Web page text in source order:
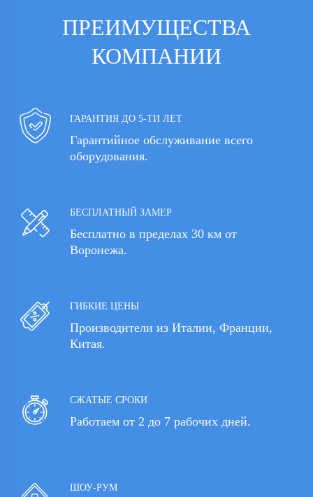
ПРЕИМУЩЕСТВА
КОМПАНИИ
ГАРАНТИЯ ДО 5-ТИ ЛЕТ
Гарантийное обслуживание всего
оборудования.
БЕСПЛАТНЫЙ ЗАМЕР
Бесплатно в пределах 30 км от
Воронежа.
ГИБКИЕ ЦЕНЫ
Производители из Италии, Франции,
Китая.
СЖАТЫЕ СРОКИ
Работаем от 2 до 7 рабочих дней.
ШОУ-РУМ